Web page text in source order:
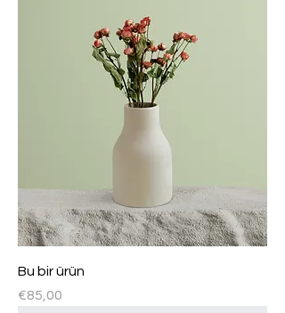
Bu bir ürün
Fiyat
€85,00